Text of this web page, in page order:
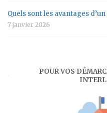
Quels sont les avantages
7 janvier 2026
POUR VOS